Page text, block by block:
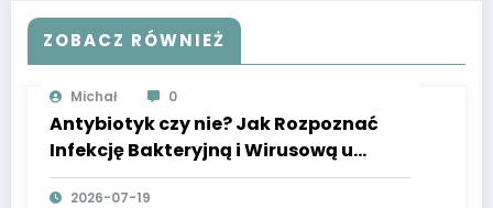
ZOBACZ RÓWNIEŻ
Michał 0
Antybiotyk czy nie? Jak Rozpoznać
Infekcję Bakteryjną i Wirusową u
Dzieci
2026-07-19